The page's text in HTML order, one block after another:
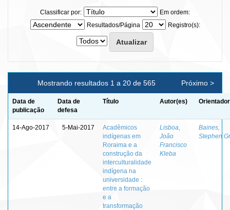
Classificar por:
Em ordem:
Resultados/Página
Registro(s):
Mostrando resultados 1 a 20 de 565 Próximo >
Data de
publicação
Data de
defesa
Título Autor(es)
14-Ago-2017 5-Mai-2017
Acadêmicos
indígenas em
Roraima e a
construção da
interculturalidade
indígena na
universidade :
entre a formação
e a
transformação
Lisboa,
João
Francisco
Kleba
Baines,
Stephen